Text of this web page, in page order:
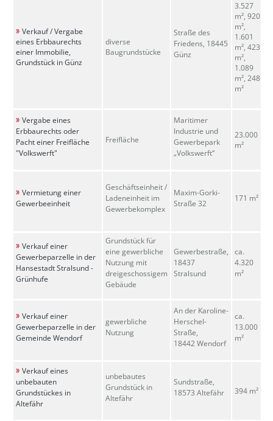
Verkauf / Vergabe
eines Erbbaurechts
einer Immobilie,
Grundstück in Günz
diverse
Baugrundstücke
Straße des
Friedens, 18445
Günz
3.527
m², 920
m²,
1.601
m², 423
m²,
1.089
m², 248
m²
Vergabe eines
Erbbaurechts oder
Pacht einer Freifläche
"Volkswerft"
Freifläche
Maritimer
Industrie und
Gewerbepark
„Volkswerft“
23.000
m²
Vermietung einer
Gewerbeeinheit
Geschäftseinheit /
Ladeneinheit im
Gewerbekomplex
Maxim-Gorki-
Straße 32
171 m²
Verkauf einer
Gewerbeparzelle in der
Hansestadt Stralsund -
Grünhufe
Grundstück für
eine gewerbliche
Nutzung mit
dreigeschossigem
Gebäude
Gewerbestraße,
18437
Stralsund
ca.
4.320
m²
Verkauf einer
Gewerbeparzelle in der
Gemeinde Wendorf
gewerbliche
Nutzung
An der Karoline-
Herschel-
Straße,
18442 Wendorf
ca.
13.000
m²
Verkauf eines
unbebauten
Grundstückes in
Altefähr
unbebautes
Grundstück in
Altefähr
Sundstraße,
18573 Altefähr
394 m²